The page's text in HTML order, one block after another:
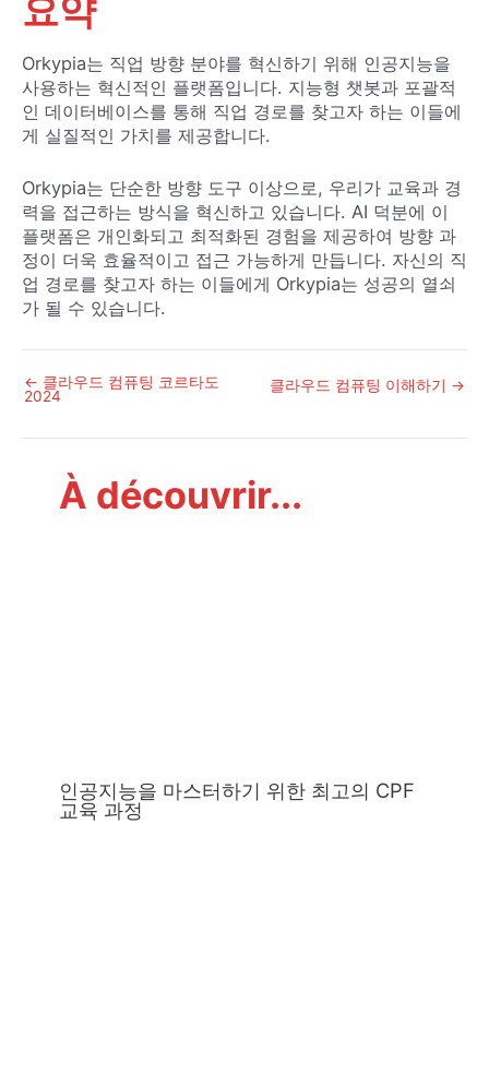
요약
Orkypia는 직업 방향 분야를 혁신하기 위해 인공지능을
사용하는 혁신적인 플랫폼입니다. 지능형 챗봇과 포괄적
인 데이터베이스를 통해 직업 경로를 찾고자 하는 이들에
게 실질적인 가치를 제공합니다.
Orkypia는 단순한 방향 도구 이상으로, 우리가 교육과 경
력을 접근하는 방식을 혁신하고 있습니다. AI 덕분에 이
플랫폼은 개인화되고 최적화된 경험을 제공하여 방향 과
정이 더욱 효율적이고 접근 가능하게 만듭니다. 자신의 직
업 경로를 찾고자 하는 이들에게 Orkypia는 성공의 열쇠
가 될 수 있습니다.
포
← 클라우드 컴퓨팅 코르타도
2024
클라우드 컴퓨팅 이해하기 →
À découvrir...
인공지능을 마스터하기 위한 최고의 CPF
교육 과정